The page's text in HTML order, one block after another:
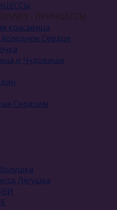
- ПРИНЦЕССЫ
красавица
Сердце
и Чудовище
Сердцем
Лягушка